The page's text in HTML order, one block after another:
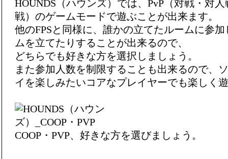
HOUNDS（ハウンズ）では、PvP（対戦・対人
戦）のゲームモードで遊ぶことが出来ます。
他のFPSと同様に、誰かの立てたルームに参
ムを立てたりすることが出来るので、
どちらでも好きな方を選択しましょう。
また参加人数を制限することも出来るので、
イを楽しみたいコアなプレイヤーでも楽しく
COOP・PVP、好きな方を選びましょう。